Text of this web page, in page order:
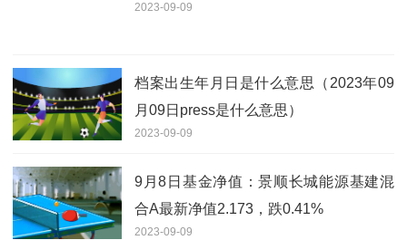
2023-09-09
档案出生年月日是什么意思（2023年09
月09日press是什么意思）
2023-09-09
9月8日基金净值：景顺长城能源基建混
合A最新净值2.173，跌0.41%
2023-09-09